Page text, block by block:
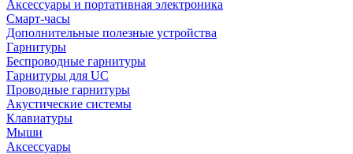
Аксессуары и портативная электроника
Смарт-часы
Дополнительные полезные устройства
Гарнитуры
Беспроводные гарнитуры
Гарнитуры для UC
Проводные гарнитуры
Акустические системы
Клавиатуры
Мыши
Аксессуары